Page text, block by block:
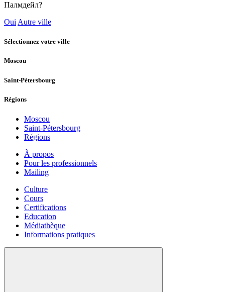
Палмдейл?
Oui Autre ville
Sélectionnez votre ville
Moscou
Saint-Pétersbourg
Régions
Moscou
Saint-Pétersbourg
Régions
À propos
Pour les professionnels
Mailing
Culture
Cours
Certifications
Education
Médiathèque
Informations pratiques